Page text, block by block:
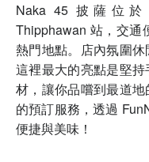
Naka 45 披薩位於
Thipphawan 站，交通
熱門地點。店內氛圍休
這裡最大的亮點是堅
材，讓你品嚐到最道
的預訂服務，透過
便捷與美味！